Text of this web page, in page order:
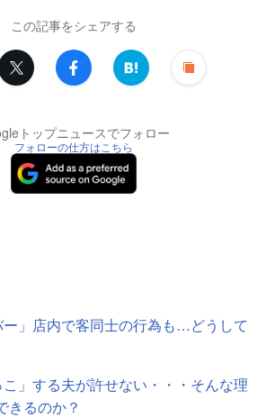
この記事をシェアする
トップニュースでフォロー
フォローの仕方はこちら
」店内で客同士の行為も…どうして
」する夫が許せない・・・そんな理
きるのか？